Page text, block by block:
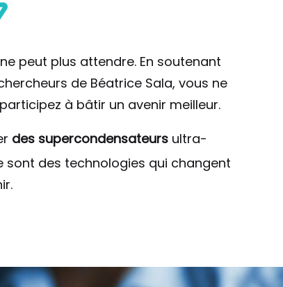
peut plus attendre. En soutenant
de Béatrice Sala, vous ne
à bâtir un avenir meilleur.
des supercondensateurs ultra-
sont des technologies qui changent